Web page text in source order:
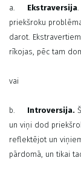
a.
Ekstraversija.
priekšroku
darot.
rīkojas, pēc tam
vai
b. Introversija.
un viņi dod
reflektējot un
pārdomā, un tikai